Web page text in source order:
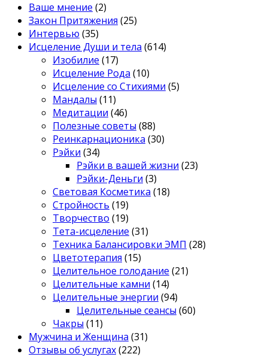
Ваше мнение (2)
Закон Притяжения (25)
Интервью (35)
Исцеление Души и тела (614)
Изобилие (17)
Исцеление Рода (10)
Исцеление со Стихиями (5)
Мандалы (11)
Медитации (46)
Полезные советы (88)
Реинкарнационика (30)
Рэйки (34)
Рэйки в вашей жизни (23)
Рэйки-Деньги (3)
Световая Косметика (18)
Стройность (19)
Творчество (19)
Тета-исцеление (31)
Техника Балансировки ЭМП (28)
Цветотерапия (15)
Целительное голодание (21)
Целительные камни (14)
Целительные энергии (94)
Целительные сеансы (60)
Чакры (11)
Мужчина и Женщина (31)
Отзывы об услугах(222)